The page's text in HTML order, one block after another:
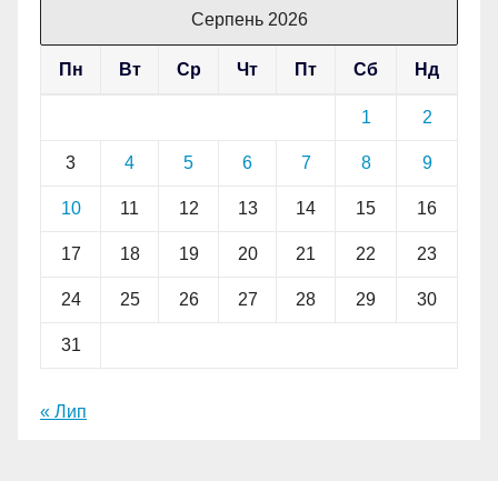
Серпень 2026
Пн Вт Ср Чт Пт Сб Нд
1 2
3 4 5 6 7 8 9
10 11 12 13 14 15 16
17 18 19 20 21 22 23
24 25 26 27 28 29 30
31
« Лип